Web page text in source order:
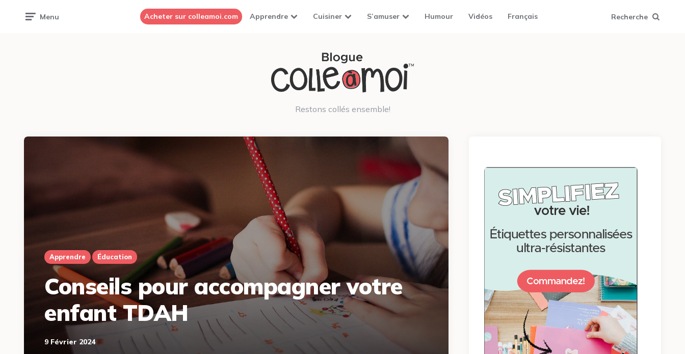
Menu Acheter sur colleamoi.com Apprendre Cuisiner S’amuser Humour Vidéos Français Recherche
Restons collés ensemble!
Apprendre Éducation
Conseils pour accompagner votre
enfant TDAH
9 Février 2024